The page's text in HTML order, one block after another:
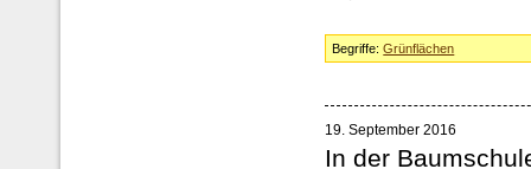
Begriffe:Grünflächen
19. September 2016
In der